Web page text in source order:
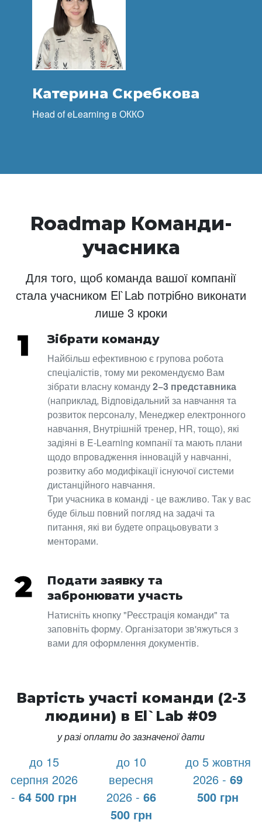
Катерина Скребкова
Head of eLearning в ОККО
Roadmap Команди-
учасника
Для того, щоб команда вашої компанії
стала учасником El`Lab потрібно виконати
лише 3 кроки
Зібрати команду
Найбільш ефективною є групова робота
спеціалістів, тому ми рекомендуємо Вам
зібрати власну команду2−3 представника
(наприклад, Відповідальний за навчання та
розвиток персоналу, Менеджер електронного
навчання, Внутрішній тренер, HR, тощо), які
задіяні в E-Learning компанії та мають плани
щодо впровадження інновацій у навчанні,
розвитку або модифікації існуючої системи
дистанційного навчання.
Три учасника в команді - це важливо. Так у вас
буде більш повний погляд на задачі та
питання, які ви будете опрацьовувати з
менторами.
Подати заявку та
забронювати участь
Натисніть кнопку "Реєстрація команди" та
заповніть форму. Організатори зв'яжуться з
вами для оформлення документів.
Вартість участі команди (2-3
людини) в El`Lab #09
у разі оплати до зазначеної дати
до 15
серпня 2026
-64 500 грн
до 10
вересня
2026 - 66
500 грн
до 5 жовтня
2026 -69
500 грн